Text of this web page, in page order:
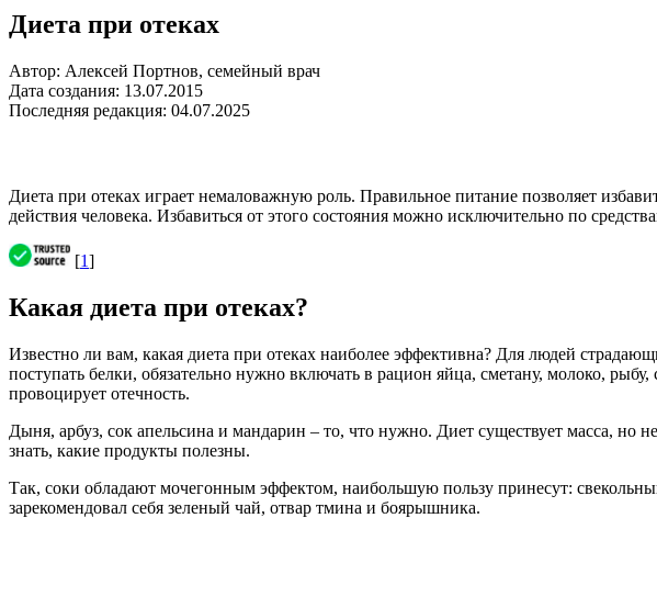
Диета при отеках
Автор: Алексей Портнов, семейный врач
Дата создания: 13.07.2015
Последняя редакция: 04.07.2025
Диета при отеках играет немаловажную роль. Правильное питание позволяет
действия человека. Избавиться от этого состояния можно исключительно по
[1]
Какая диета при отеках?
Известно ли вам, какая диета при отеках наиболее эффективна? Для людей
поступать белки, обязательно нужно включать в рацион яйца, сметану, молоко,
провоцирует отечность.
Дыня, арбуз, сок апельсина и мандарин – то, что нужно. Диет существует масса, но
знать, какие продукты полезны.
Так, соки обладают мочегонным эффектом, наибольшую пользу принесут:
зарекомендовал себя зеленый чай, отвар тмина и боярышника.